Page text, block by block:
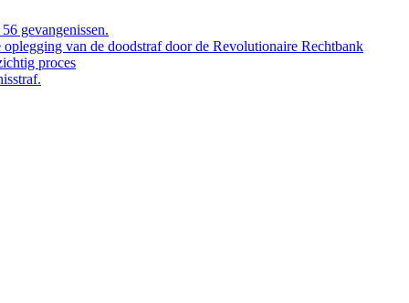
gevangenissen.
van de doodstraf door de Revolutionaire Rechtbank
proces